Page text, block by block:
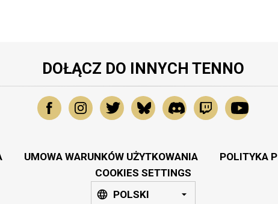
DOŁĄCZ DO INNYCH TENNO
UMOWA WARUNKÓW UŻYTKOWANIA
POLITYKA
COOKIES SETTINGS
POLSKI